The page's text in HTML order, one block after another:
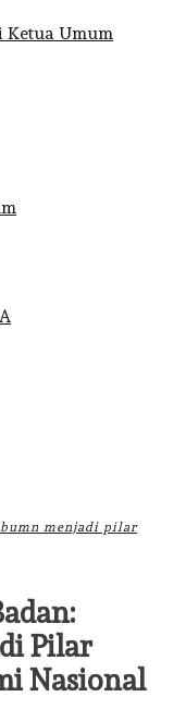
Ketua Umum
menjadi pilar
Pilar
Nasional